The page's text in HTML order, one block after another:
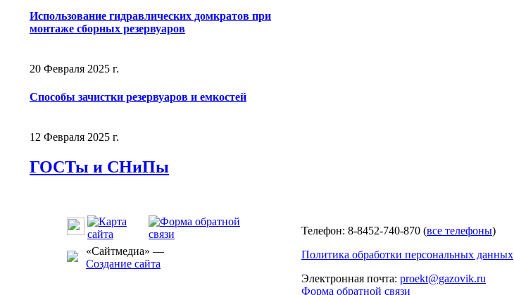
Использование гидравлических домкратов при
монтаже сборных резервуаров
20 Февраля 2025 г.
Способы зачистки резервуаров и емкостей
12 Февраля 2025 г.
ГОСТы и СНиПы
«Сайтмедиа» —
Создание сайта
Телефон: 8-8452-740-870 (все телефоны)
Политика обработки персональных данных
Электронная почта: proekt@gazovik.ru
Форма обратной связи